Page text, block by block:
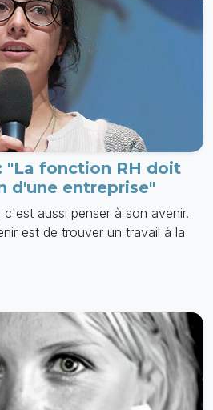
"La fonction RH doit
d'une entreprise"
aussi penser à son avenir.
est de trouver un travail à la